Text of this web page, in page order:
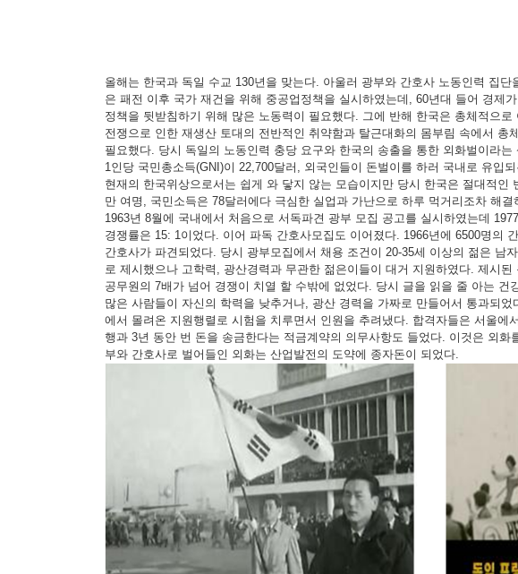
올해는 한국과 독일 수교 130년을 맞는다. 아울러 광부와 간호사 노동인력 집
은 패전 이후 국가 재건을 위해 중공업정책을 실시하였는데, 60년대 들어 경제
정책을 뒷받침하기 위해 많은 노동력이 필요했다. 그에 반해 한국은 총체적으
전쟁으로 인한 재생산 토대의 전반적인 취약함과 탈근대화의 몸부림 속에서 총
필요했다. 당시 독일의 노동인력 충당 요구와 한국의 송출을 통한 외화벌이라는
1인당 국민총소득(GNI)이 22,700달러, 외국인들이 돈벌이를 하러 국내로 유입
현재의 한국위상으로서는 쉽게 와 닿지 않는 모습이지만 당시 한국은 절대적인
만 여명, 국민소득은 78달러에다 극심한 실업과 가난으로 하루 먹거리조차 해
1963년 8월에 국내에서 처음으로 서독파견 광부 모집 공고를 실시하였는데
경쟁률은 15: 1이었다. 이어 파독 간호사모집도 이어졌다. 1966년에 6500명의
간호사가 파견되었다. 당시 광부모집에서 채용 조건이 20-35세 이상의 젊은 남
로 제시했으나 고학력, 광산경력과 무관한 젊은이들이 대거 지원하였다. 제시
공무원의 7배가 넘어 경쟁이 치열 할 수밖에 없었다. 당시 글을 읽을 줄 아는 건
많은 사람들이 자신의 학력을 낮추거나, 광산 경력을 가짜로 만들어서 통과되
에서 몰려온 지원행렬로 시험을 치루면서 인원을 추려냈다. 합격자들은 서울에
행과 3년 동안 번 돈을 송금한다는 적금계약의 의무사항도 들었다. 이것은 외
부와 간호사로 벌어들인 외화는 산업발전의 도약에 종자돈이 되었다.